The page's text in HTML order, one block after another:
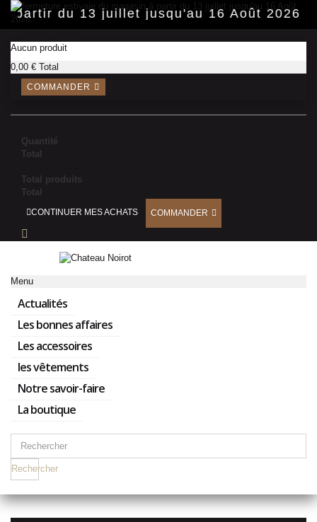
partir du 13 juillet jusqu'au 16 Août 2026.
Aucun produit
0,00 € Total
COMMANDER
Quantité
Total
Total produits
Total
CONTINUER MES ACHATS COMMANDER
Menu
Actualités
Les bonnes affaires
Les accessoires
les vêtements
Notre savoir-faire
La boutique
Rechercher
Panneau de gestion des cookies